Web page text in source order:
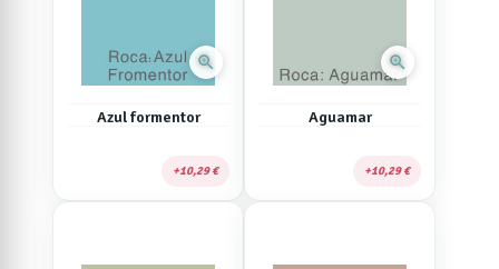
zoom_in
Azul formentor
10,29 €
zoom_in
Aguamar
10,29 €